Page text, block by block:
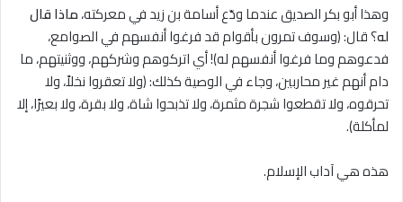
وهذا أبو بكر الصديق عندما ودّع أسامة بن زيد في معركته،ماذا قال
له؟ قال: (وسوف تمرون بأقوام قد فرغوا أنفسهم في الصوامع،
فدعوهم وما فرغوا أنفسهم له)! أي اتركوهم وشركهم، ووثنيتهم، ما
دام أنهم غير محاربين، وجاء في الوصية كذلك: (ولا تعقروا نخلاً، ولا
تحرقوه، ولا تقطعوا شجرة مثمرة، ولا تذبحوا شاة، ولا بقرة، ولا بعيرًا، إلا
لمأكلة).
هذه هي آداب الإسلام.